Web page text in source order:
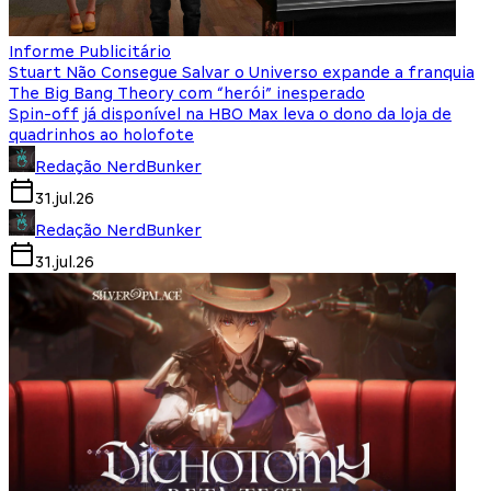
Informe Publicitário
Stuart Não Consegue Salvar o Universo expande a franquia
The Big Bang Theory com “herói” inesperado
Spin-off já disponível na HBO Max leva o dono da loja de
quadrinhos ao holofote
Redação NerdBunker
31.jul.26
Redação NerdBunker
31.jul.26